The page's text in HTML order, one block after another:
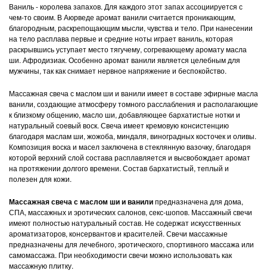
Ваниль - королева запахов. Для каждого этот запах ассоциируется с
чем-то своим. В Аюрведе аромат ванили считается проникающим,
благородным, раскрепощающим мысли, чувства и тело. При нанесении
на тело расплава первые и средние ноты играет ваниль, которая
раскрывшись уступает место тягучему, согревающему аромату масла
ши. Афродизиак. Особенно аромат ванили является целебным для
мужчины, так как снимает нервное напряжение и беспокойство.
Массажная свеча с маслом ши и ванили имеет в составе эфирные масла
ванили, создающие атмосферу томного расслабления и располагающие
к близкому общению, масло ши, добавляющее бархатистые нотки и
натуральный соевый воск. Свеча имеет кремовую консистенцию
благодаря маслам ши, жожоба, миндаля, виноградных косточек и оливы.
Композиция воска и масел заключена в стеклянную вазочку, благодаря
которой верхний слой состава расплавляется и высвобождает аромат
на протяжении долгого времени. Состав бархатистый, теплый и
полезен для кожи.
Массажная свеча с маслом ши и ванилипредназначена для дома,
СПА, массажных и эротических салонов, секс-шопов. Массажный свечи
имеют полностью натуральный состав. Не содержат искусственных
ароматизаторов, консервантов и красителей. Свечи массажные
предназначены для лечебного, эротического, спортивного массажа или
самомассажа. При необходимости свечи можно использовать как
массажную плитку.